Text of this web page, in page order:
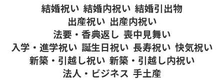
結婚祝い 結婚内祝い 結婚引出物
出産祝い 出産内祝い
法要・香典返し 喪中見舞い
入学・進学祝い 誕生日祝い 長寿祝い 快気祝い
新築・引越し祝い 新築・引越し内祝い
法人・ビジネス 手土産